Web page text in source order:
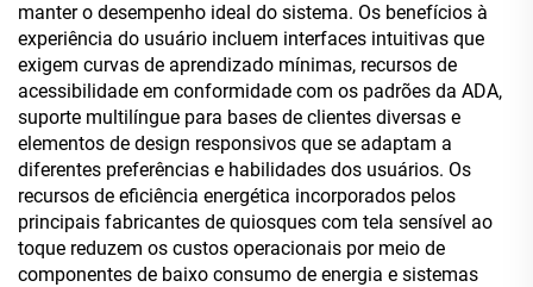
manter o desempenho ideal do sistema. Os benefícios à
experiência do usuário incluem interfaces intuitivas que
exigem curvas de aprendizado mínimas, recursos de
acessibilidade em conformidade com os padrões da ADA,
suporte multilíngue para bases de clientes diversas e
elementos de design responsivos que se adaptam a
diferentes preferências e habilidades dos usuários. Os
recursos de eficiência energética incorporados pelos
principais fabricantes de quiosques com tela sensível ao
toque reduzem os custos operacionais por meio de
componentes de baixo consumo de energia e sistemas